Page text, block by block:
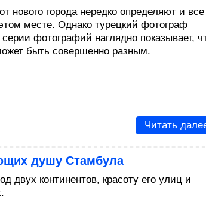
нового города нередко определяют и все
месте. Однако турецкий фотограф
фотографий наглядно показывает,
быть совершенно разным.
Читать
душу Стамбула
двух континентов, красоту его улиц и